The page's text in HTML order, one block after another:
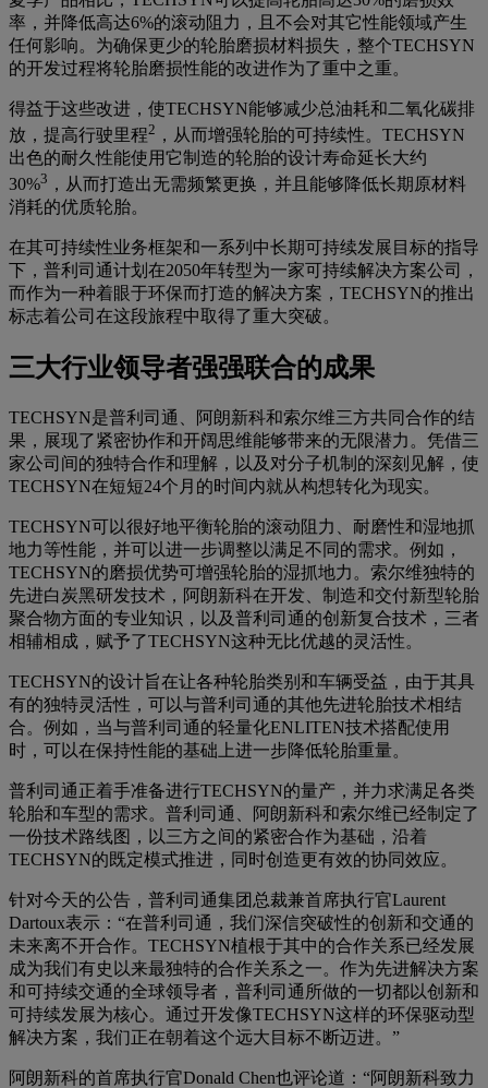
率，并降低高达6%的滚动阻力，且不会对其它性能领域产生
任何影响。为确保更少的轮胎磨损材料损失，整个TECHSYN
的开发过程将轮胎磨损性能的改进作为了重中之重。
得益于这些改进，使TECHSYN能够减少总油耗和二氧化碳排
放，提高行驶里程2 ，从而增强轮胎的可持续性。TECHSYN
出色的耐久性能使用它制造的轮胎的设计寿命延长大约
30%3 ，从而打造出无需频繁更换，并且能够降低长期原材料
消耗的优质轮胎。
在其可持续性业务框架和一系列中长期可持续发展目标的指导
下，普利司通计划在2050年转型为一家可持续解决方案公司，
而作为一种着眼于环保而打造的解决方案，TECHSYN的推出
标志着公司在这段旅程中取得了重大突破。
三大行业领导者强强联合的成果
TECHSYN是普利司通、阿朗新科和索尔维三方共同合作的结
果，展现了紧密协作和开阔思维能够带来的无限潜力。凭借三
家公司间的独特合作和理解，以及对分子机制的深刻见解，使
TECHSYN在短短24个月的时间内就从构想转化为现实。
TECHSYN可以很好地平衡轮胎的滚动阻力、耐磨性和湿地抓
地力等性能，并可以进一步调整以满足不同的需求。例如，
TECHSYN的磨损优势可增强轮胎的湿抓地力。索尔维独特的
先进白炭黑研发技术，阿朗新科在开发、制造和交付新型轮胎
聚合物方面的专业知识，以及普利司通的创新复合技术，三者
相辅相成，赋予了TECHSYN这种无比优越的灵活性。
TECHSYN的设计旨在让各种轮胎类别和车辆受益，由于其具
有的独特灵活性，可以与普利司通的其他先进轮胎技术相结
合。例如，当与普利司通的轻量化ENLITEN技术搭配使用
时，可以在保持性能的基础上进一步降低轮胎重量。
普利司通正着手准备进行TECHSYN的量产，并力求满足各类
轮胎和车型的需求。普利司通、阿朗新科和索尔维已经制定了
一份技术路线图，以三方之间的紧密合作为基础，沿着
TECHSYN的既定模式推进，同时创造更有效的协同效应。
针对今天的公告，普利司通集团总裁兼首席执行官Laurent
Dartoux表示：“在普利司通，我们深信突破性的创新和交通的
未来离不开合作。TECHSYN植根于其中的合作关系已经发展
成为我们有史以来最独特的合作关系之一。作为先进解决方案
和可持续交通的全球领导者，普利司通所做的一切都以创新和
可持续发展为核心。通过开发像TECHSYN这样的环保驱动型
解决方案，我们正在朝着这个远大目标不断迈进。”
阿朗新科的首席执行官Donald Chen也评论道：“阿朗新科致力